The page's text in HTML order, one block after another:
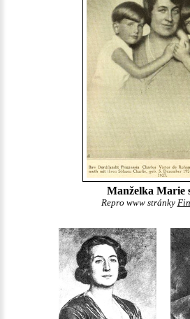
Manželka Marie
Repro www stránky